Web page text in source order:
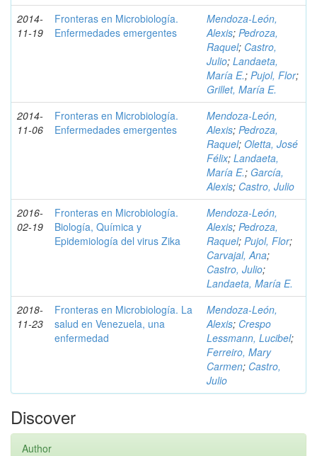
2014-
11-19
Fronteras en Microbiología.
Enfermedades emergentes
Mendoza-León,
Alexis; Pedroza,
Raquel; Castro,
Julio; Landaeta,
María E.; Pujol, Flor;
Grillet, María E.
2014-
11-06
Fronteras en Microbiología.
Enfermedades emergentes
Mendoza-León,
Alexis; Pedroza,
Raquel; Oletta, José
Félix; Landaeta,
María E.; García,
Alexis; Castro, Julio
2016-
02-19
Fronteras en Microbiología.
Biología, Química y
Epidemiología del virus Zika
Mendoza-León,
Alexis; Pedroza,
Raquel; Pujol, Flor;
Carvajal, Ana;
Castro, Julio;
Landaeta, María E.
2018-
11-23
Fronteras en Microbiología. La
salud en Venezuela, una
enfermedad
Mendoza-León,
Alexis; Crespo
Lessmann, Lucibel;
Ferreiro, Mary
Carmen; Castro,
Julio
Discover
Author